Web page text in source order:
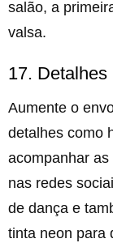
salão, a
valsa.
17.
Aumente o
detalhes como
acompanhar
nas redes
de dança e
tinta neon para